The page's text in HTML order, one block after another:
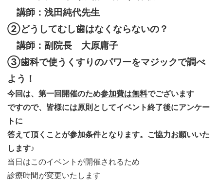
講師：浅田純代先生
②どうしてむし歯はなくならないの？
講師：副院長 大原庸子
③歯科で使うくすりのパワーをマジックで調べ
よう！
今回は、第一回開催のため参加費は無料でございます
ですので、皆様には原則としてイベント終了後にアンケー
トに
答えて頂くことが参加条件となります。ご協力お願いいた
します♪
当日はこのイベントが開催されるため
診療時間が変更いたします